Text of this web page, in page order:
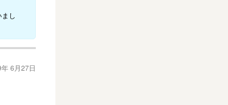
し
6月27日